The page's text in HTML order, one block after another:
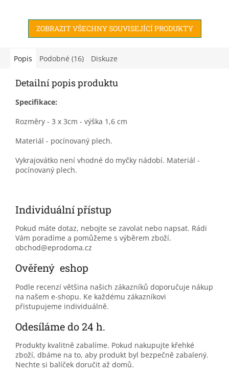
ZOBRAZIT VŠECHNY SOUVISEJÍCÍ PRODUKTY
Popis Podobné (16) Diskuze
Detailní popis produktu
Specifikace:
Rozměry - 3 x 3cm - výška 1,6 cm
Materiál - pocínovaný plech.
Vykrajovátko není vhodné do myčky nádobí. Materiál -
pocínovaný plech.
Individuální přístup
Pokud máte dotaz, nebojte se zavolat nebo napsat. Rádi
Vám poradíme a pomůžeme s výběrem zboží.
obchod@eprodoma.cz
Ověřený eshop
Podle recenzí většina našich zákazníků doporučuje nákup
na našem e-shopu. Ke každému zákazníkovi
přistupujeme individuálně.
Odesíláme do 24 h.
Produkty kvalitně zabalíme. Pokud nakupujte křehké
zboží, dbáme na to, aby produkt byl bezpečně zabalený.
Nechte si balíček doručit až domů.